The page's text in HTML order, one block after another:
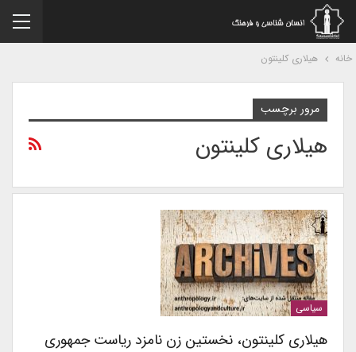
هیلاری کلینتون
مرور برچسب
هیلاری کلینتون
سیاسی
هیلاری کلینتون، نخستین زن نامزد ریاست جمهوری